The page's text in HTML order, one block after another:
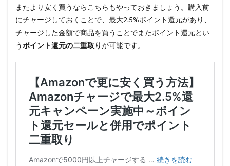
またより安く買うならこちらもやっておきましょう。購入前
にチャージしておくことで、最大2.5%ポイント還元があり、
チャージした金額で商品を買うことでまたポイント還元とい
うポイント還元の二重取りが可能です。